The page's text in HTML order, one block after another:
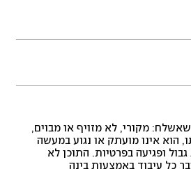
מקורי, לא מזויף או מבוים,
הוא אינו מועתק או נגוע במעשה
ופגיעה בפרטיות. התוכן לא
כל עיבוד באמצעות בינה